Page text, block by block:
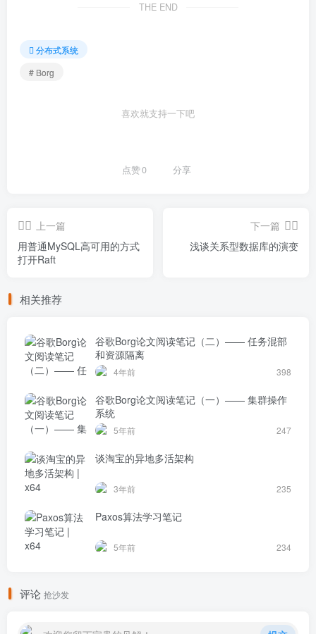
THE END
分布式系统
# Borg
喜欢就支持一下吧
点赞0 分享
上一篇
用普通MySQL高可用的方式
打开Raft
下一篇
浅谈关系型数据库的演变
相关推荐
谷歌Borg论文阅读笔记（二）—— 任务混部
和资源隔离
4年前 398
谷歌Borg论文阅读笔记（一）—— 集群操作
系统
5年前 247
谈淘宝的异地多活架构
3年前 235
Paxos算法学习笔记
5年前 234
评论 抢沙发